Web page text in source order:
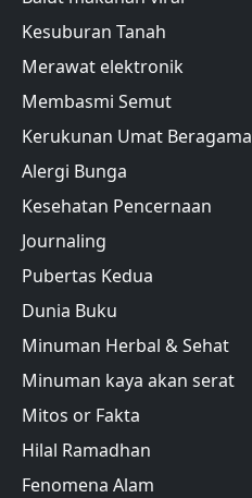
Kesuburan Tanah
Merawat elektronik
Membasmi Semut
Kerukunan Umat Beragama
Alergi Bunga
Kesehatan Pencernaan
Journaling
Pubertas Kedua
Dunia Buku
Minuman Herbal & Sehat
Minuman kaya akan serat
Mitos or Fakta
Hilal Ramadhan
Fenomena Alam